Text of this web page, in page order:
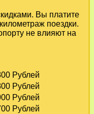
Вы платите
поездки.
не влияют на
Рублей
Рублей
Рублей
Рублей